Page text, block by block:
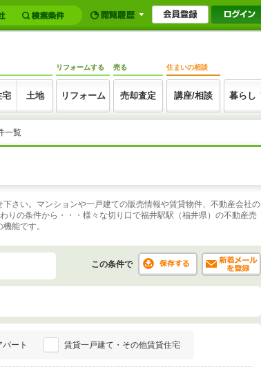
宅 土地
リフォームする
リフォーム
売る
売却査定
住まいの相談
講座/相談 暮らし
一覧
さい。マンションや一戸建ての販売情報や賃貸物件、不動産会社の
りの条件から・・・様々な切り口で福井駅駅（福井県）の不動産売
能です。
この条件で
ート 賃貸一戸建て・その他賃貸住宅